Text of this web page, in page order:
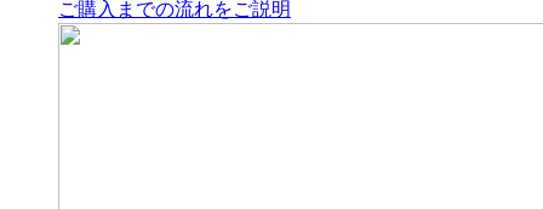
ご購入までの流れをご説明